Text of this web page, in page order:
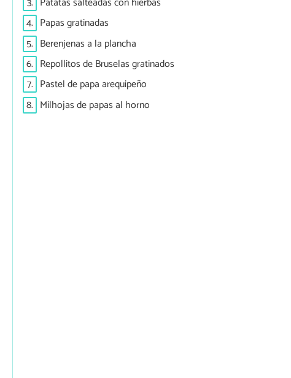
4. Papas gratinadas
5. Berenjenas a la plancha
6. Repollitos de Bruselas gratinados
7. Pastel de papa arequipeño
8. Milhojas de papas al horno